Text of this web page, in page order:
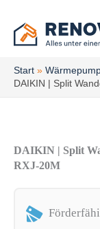
Inhalt
springen
Start
DAIKIN | Split
DAIKIN | Split
RXJ-20M